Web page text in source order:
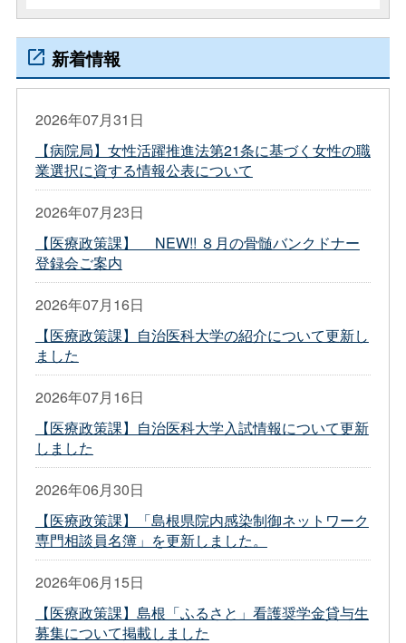
新着情報
2026年07月31日
【病院局】女性活躍推進法第21条に基づく女性の職
業選択に資する情報公表について
2026年07月23日
【医療政策課】 NEW!! ８月の骨髄バンクドナー
登録会ご案内
2026年07月16日
【医療政策課】自治医科大学の紹介について更新し
ました
2026年07月16日
【医療政策課】自治医科大学入試情報について更新
しました
2026年06月30日
【医療政策課】「島根県院内感染制御ネットワーク
専門相談員名簿」を更新しました。
2026年06月15日
【医療政策課】島根「ふるさと」看護奨学金貸与生
募集について掲載しました